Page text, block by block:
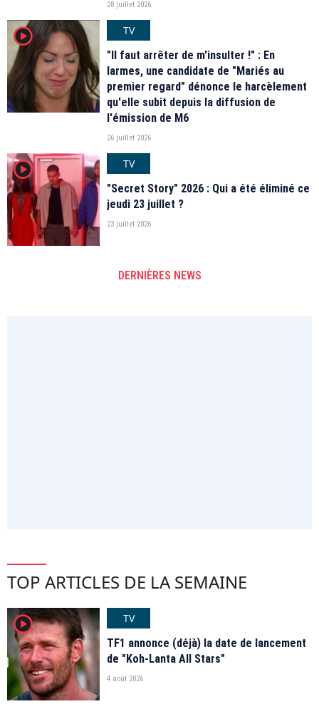
28 juillet 2026
player2
TV
"Il faut arrêter de m'insulter !" : En
larmes, une candidate de "Mariés au
premier regard" dénonce le harcèlement
qu'elle subit depuis la diffusion de
l'émission de M6
26 juillet 2026
player2
TV
"Secret Story" 2026 : Qui a été éliminé ce
jeudi 23 juillet ?
23 juillet 2026
DERNIÈRES NEWS
TOP ARTICLES DE LA SEMAINE
player2
TV
TF1 annonce (déjà) la date de lancement
de "Koh-Lanta All Stars"
4 août 2026